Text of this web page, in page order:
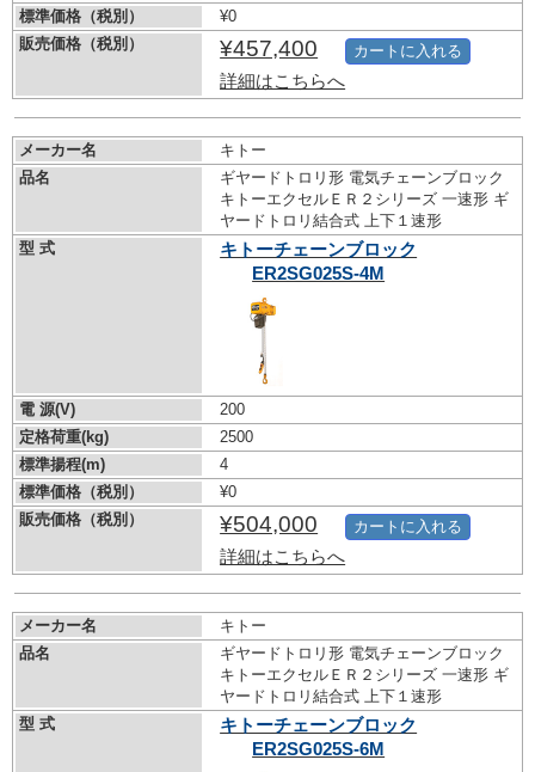
標準価格（税別）
¥0
販売価格（税別）
¥457,400
詳細はこちらへ
カートに入れる
メーカー名
キトー
品名
ギヤードトロリ形 電気チェーンブロック
キトーエクセルＥＲ２シリーズ 一速形 ギ
ヤードトロリ結合式 上下１速形
型 式
キトーチェーンブロック
ER2SG025S-4M
電 源(V)
200
定格荷重(kg)
2500
標準揚程(m)
4
標準価格（税別）
¥0
販売価格（税別）
¥504,000
詳細はこちらへ
カートに入れる
メーカー名
キトー
品名
ギヤードトロリ形 電気チェーンブロック
キトーエクセルＥＲ２シリーズ 一速形 ギ
ヤードトロリ結合式 上下１速形
型 式
キトーチェーンブロック
ER2SG025S-6M